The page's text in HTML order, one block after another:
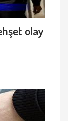
olay